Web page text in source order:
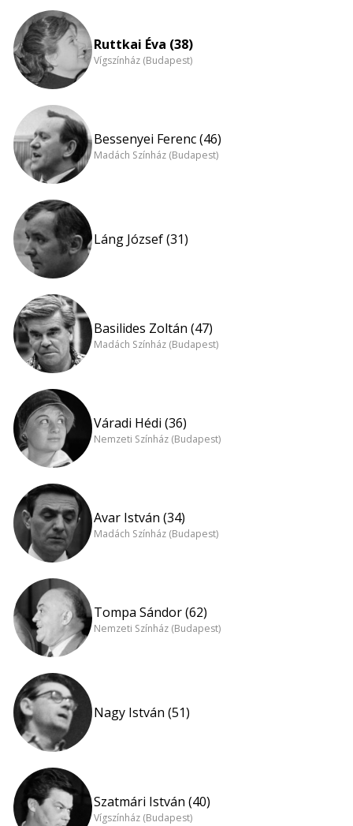
Ruttkai Éva (38)
Vígszínház (Budapest)
Bessenyei Ferenc (46)
Madách Színház (Budapest)
Láng József (31)
Basilides Zoltán (47)
Madách Színház (Budapest)
Váradi Hédi (36)
Nemzeti Színház (Budapest)
Avar István (34)
Madách Színház (Budapest)
Tompa Sándor (62)
Nemzeti Színház (Budapest)
Nagy István (51)
Szatmári István (40)
Vígszínház (Budapest)